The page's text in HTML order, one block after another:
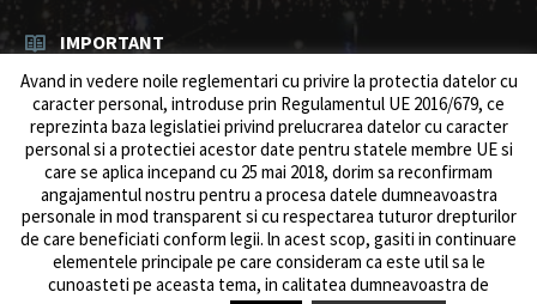
IMPORTANT
Rezultat concurs expert – proba scrisa
06/08/2026 inResurse umane / Achizitii
Anunt concurs
05/08/2026 Resurse umane / Achizitii
© 2026 Primăria Comunei Jilava. Dev byows.ro
Avand in vedere noile reglementari cu privire la protectia datelor cu
caracter personal, introduse prin Regulamentul UE 2016/679, ce
reprezinta baza legislatiei privind prelucrarea datelor cu caracter
personal si a protectiei acestor date pentru statele membre UE si
care se aplica incepand cu 25 mai 2018, dorim sa reconfirmam
angajamentul nostru pentru a procesa datele dumneavoastra
personale in mod transparent si cu respectarea tuturor drepturilor
de care beneficiati conform legii. ln acest scop, gasiti in continuare
elementele principale pe care consideram ca este util sa le
cunoasteti pe aceasta tema, in calitatea dumneavoastra de